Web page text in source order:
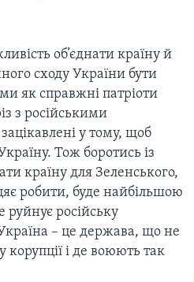
об’єднати країну й
сходу України бути
як справжні патріоти
з російськими
у тому, щоб
Тож боротись із
країну для Зеленського,
робити, буде найбільшою
руйнує російську
– це держава, що не
корупції і де воюють так